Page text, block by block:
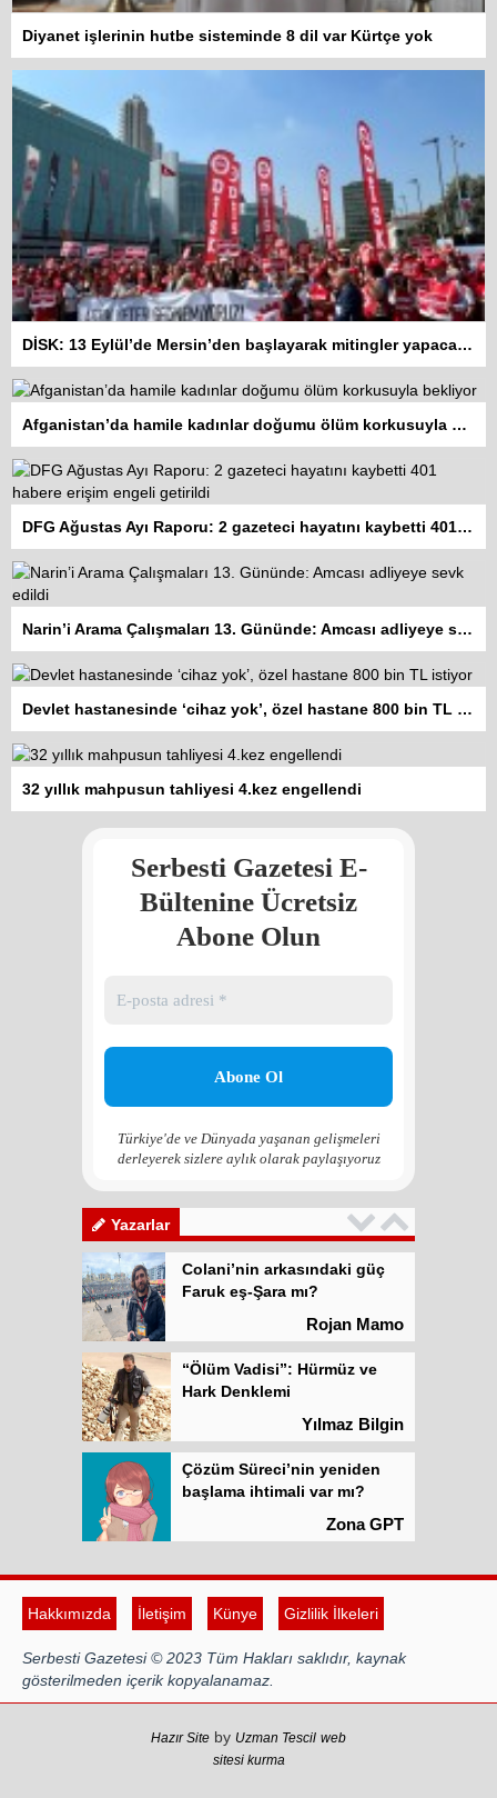
Diyanet işlerinin hutbe sisteminde 8 dil var Kürtçe yok
DİSK: 13 Eylül’de Mersin’den başlayarak mitingler yapacağız
Afganistan’da hamile kadınlar doğumu ölüm korkusuyla bekliyor
DFG Ağustas Ayı Raporu: 2 gazeteci hayatını kaybetti 401 habere erişim engeli getirildi
Narin’i Arama Çalışmaları 13. Gününde: Amcası adliyeye sevk edildi
Devlet hastanesinde ‘cihaz yok’, özel hastane 800 bin TL istiyor
32 yıllık mahpusun tahliyesi 4.kez engellendi
Serbesti Gazetesi E-
Bültenine Ücretsiz
Abone Olun
Türkiye'de ve Dünyada yaşanan gelişmeleri
derleyerek sizlere aylık olarak paylaşıyoruz
Yazarlar
Kadına şiddet “Devlet” eliyle
meşrulaştırılıyor
Atilla Yüceak
Colani’nin arkasındaki güç
Faruk eş-Şara mı?
Hark Denklemi
Çözüm Süreci’nin yeniden
Kadına şiddet “Devlet” eliyle
meşrulaştırılıyor
Atilla Yüceak
Colani’nin arkasındaki güç
Faruk eş-Şara mı?
Rojan Mamo
“Ölüm Vadisi”: Hürmüz ve
Hark Denklemi
Yılmaz Bilgin
Çözüm Süreci’nin yeniden
başlama ihtimali var mı?
Zona GPT
Atilla Yüceak
Colani’nin arkasındaki güç
Faruk eş-Şara mı?
“Ölüm Vadisi”: Hürmüz ve
Hakkımızda İletişim Künye Gizlilik İlkeleri
Serbesti Gazetesi © 2023 Tüm Hakları saklıdır, kaynak
gösterilmeden içerik kopyalanamaz.
Hazır Site by Uzman Tescil web
sitesi kurma